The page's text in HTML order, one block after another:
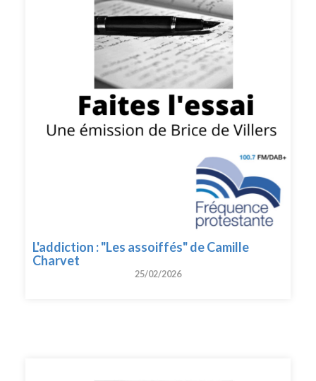
L'addiction : "Les assoiffés" de Camille
Charvet
25/02/2026